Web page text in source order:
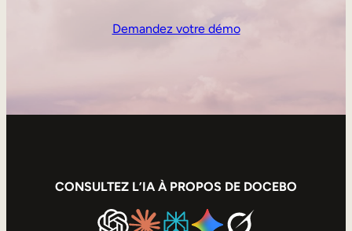
Demandez votre démo
CONSULTEZ L’IA À PROPOS DE DOCEBO